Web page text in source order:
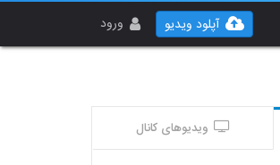
ورود آپلود ویدیو
ویدیوهای کانال